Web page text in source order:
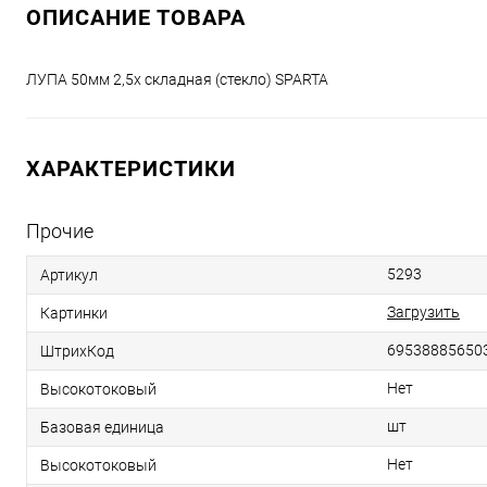
ОПИСАНИЕ ТОВАРА
ЛУПА 50мм 2,5х складная (стекло) SPARTA
ХАРАКТЕРИСТИКИ
Прочие
Артикул 5293
Картинки Загрузить
ШтрихКод
Высокотоковый Нет
Базовая единица шт
Высокотоковый Нет